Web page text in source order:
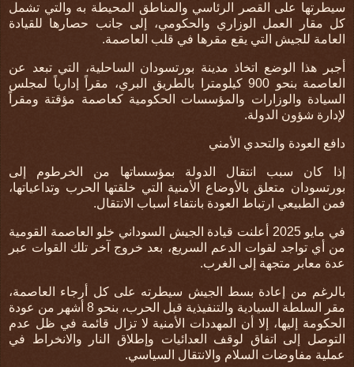
سيطرتها على القصر الرئاسي والمناطق المحيطة به والتي تشمل
كل مقار العمل الوزاري والحكومي، إلى جانب حصارها للقيادة
العامة للجيش التي يقع مقرها في قلب العاصمة.
أجبر هذا الوضع اتخاذ مدينة بورتسودان الساحلية، التي تبعد عن
العاصمة بنحو 900 كيلومترا بالطريق البري، مقراً إدارياً لمجلس
السيادة والوزارات والمؤسسات الحكومية كعاصمة مؤقتة ومقراً
لإدارة شؤون الدولة.
دافع العودة والتحدي الأمني
إذا كان سبب انتقال الدولة بمؤسساتها من الخرطوم إلى
بورتسودان متعلق بالأوضاع الأمنية التي خلقتها الحرب وتداعياتها،
فمن الطبيعي ارتباط العودة بانتفاء أسباب الانتقال.
في مايو 2025 أعلنت قيادة الجيش السوداني خلو العاصمة القومية
من أي تواجد لقوات الدعم السريع، بعد خروج آخر تلك القوات عبر
عدة معابر متجهة إلى الغرب.
بالرغم من إعادة بسط الجيش سيطرته على كل أرجاء العاصمة،
مقر السلطة السيادية والتنفيذية قبل الحرب، بنحو 8 أشهر من عودة
الحكومة إليها، إلا أن المهددات الأمنية لا تزال قائمة في ظل عدم
التوصل إلى اتفاق لوقف العدائيات وإطلاق النار والانخراط في
عملية مفاوضات السلام والانتقال السياسي.